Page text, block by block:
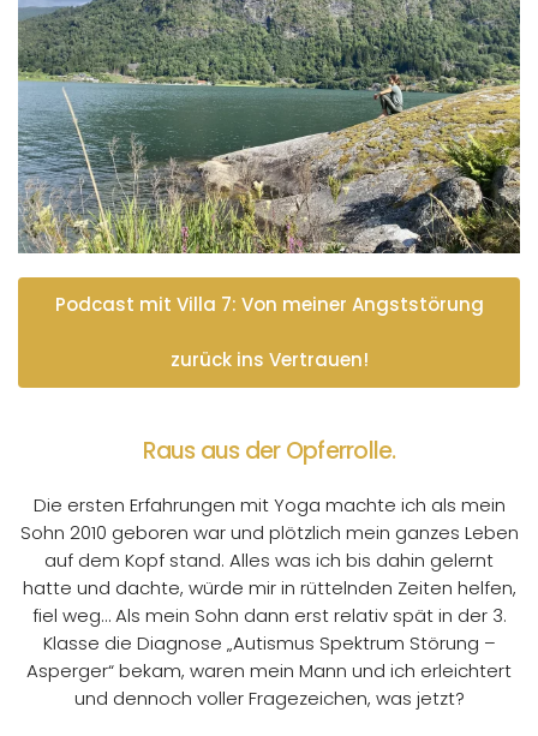
Podcast mit Villa 7: Von meiner Angststörung
zurück ins Vertrauen!
Raus aus der Opferrolle.
Die ersten Erfahrungen mit Yoga machte ich als mein
Sohn 2010 geboren war und plötzlich mein ganzes Leben
auf dem Kopf stand. Alles was ich bis dahin gelernt
hatte und dachte, würde mir in rüttelnden Zeiten helfen,
fiel weg…Als mein Sohn dann erst relativ spät in der 3.
Klasse die Diagnose „Autismus Spektrum Störung –
Asperger“ bekam, waren mein Mann und ich erleichtert
und dennoch voller Fragezeichen, was jetzt?